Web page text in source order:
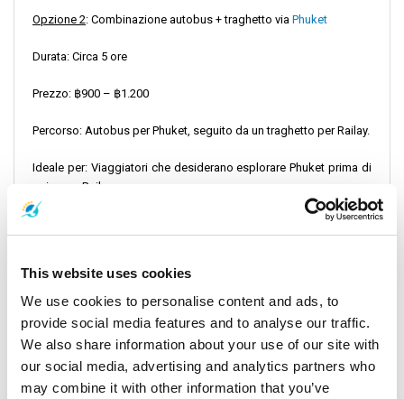
This website uses cookies
We use cookies to personalise content and ads, to
provide social media features and to analyse our traffic.
We also share information about your use of our site with
our social media, advertising and analytics partners who
may combine it with other information that you’ve
Opzione 2: Combinazione autobus + traghetto via Phuket
Durata: Circa 5 ore
Prezzo: ฿900 – ฿1.200
Percorso: Autobus per Phuket, seguito da un traghetto per Railay.
Ideale per: Viaggiatori che desiderano esplorare Phuket prima di
arrivare a Railay.
Gli autobus da Surat Thani partono regolarmente dai seguenti
luoghi:
Centro di Surat Thani (stazione principale degli autobus)
Stazione ferroviaria di Surat Thani (per chi arriva da Bangkok)